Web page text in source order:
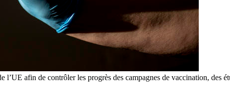
afin de contrôler les progrès des campagnes de vaccination, des